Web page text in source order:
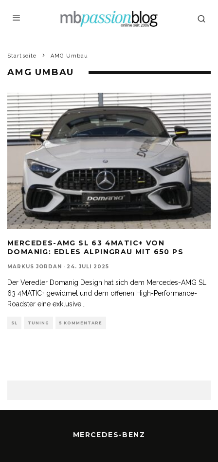
Startseite AMG Umbau
AMG UMBAU
MERCEDES-AMG SL 63 4MATIC+ VON
DOMANIG: EDLES ALPINGRAU MIT 650 PS
MARKUS JORDAN · 24. JULI 2025
Der Veredler Domanig Design hat sich dem Mercedes-AMG SL
63 4MATIC+ gewidmet und dem offenen High-Performance-
Roadster eine exklusive
SL TUNING 5 KOMMENTARE
MERCEDES-BENZ